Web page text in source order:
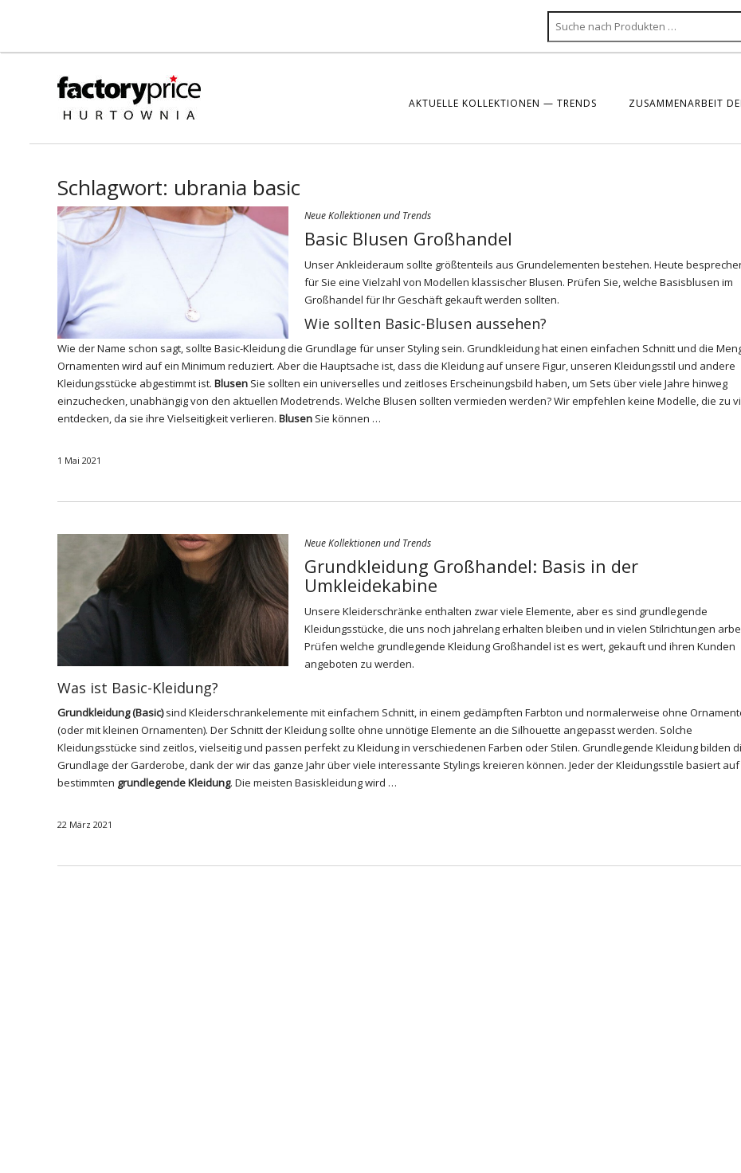
AKTUELLE KOLLEKTIONEN — TRENDS ZUSAMMENARBEIT
Schlagwort: ubrania basic
Neue Kollektionen und Trends
Basic Blusen Großhandel
Unser Ankleideraum sollte größtenteils aus Grundelementen bestehen. Heute
für Sie eine Vielzahl von Modellen klassischer Blusen. Prüfen Sie, welche Basisblusen im
Großhandel für Ihr Geschäft gekauft werden sollten.
Wie sollten Basic-Blusen aussehen?
Wie der Name schon sagt, sollte Basic-Kleidung die Grundlage für unser Styling sein. Grundkleidung hat einen einfachen Schnitt und die
Ornamenten wird auf ein Minimum reduziert. Aber die Hauptsache ist, dass die Kleidung auf unsere Figur, unseren Kleidungsstil und andere
Kleidungsstücke abgestimmt ist. Blusen Sie sollten ein universelles und zeitloses Erscheinungsbild haben, um Sets über viele Jahre hinweg
einzuchecken, unabhängig von den aktuellen Modetrends. Welche Blusen sollten vermieden werden? Wir empfehlen keine Modelle, die zu
entdecken, da sie ihre Vielseitigkeit verlieren. Blusen Sie können …
1 Mai 2021
Neue Kollektionen und Trends
Grundkleidung Großhandel: Basis in der
Umkleidekabine
Unsere Kleiderschränke enthalten zwar viele Elemente, aber es sind grundlegende
Kleidungsstücke, die uns noch jahrelang erhalten bleiben und in vielen Stilrichtungen
Prüfen welche grundlegende KleidungGroßhandel ist es wert, gekauft und ihren Kunden
angeboten zu werden.
Was ist Basic-Kleidung?
Grundkleidung (Basic)sind Kleiderschrankelemente mit einfachem Schnitt, in einem gedämpften Farbton und normalerweise ohne
(oder mit kleinen Ornamenten). Der Schnitt der Kleidung sollte ohne unnötige Elemente an die Silhouette angepasst werden. Solche
Kleidungsstücke sind zeitlos, vielseitig und passen perfekt zu Kleidung in verschiedenen Farben oder Stilen. Grundlegende Kleidung bilden
Grundlage der Garderobe, dank der wir das ganze Jahr über viele interessante Stylings kreieren können. Jeder der Kleidungsstile basiert auf
bestimmten grundlegende Kleidung. Die meisten Basiskleidung wird …
22 März 2021